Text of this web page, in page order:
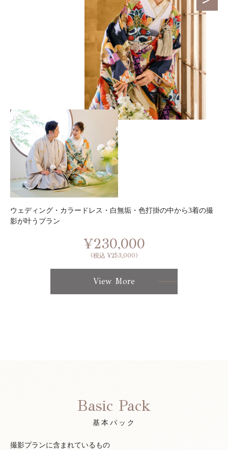
ウェディング・カラードレス・白無垢・色打掛の中から3着の撮
影が叶うプラン
¥230,000
(税込 ¥253,000)
View More
Basic Pack
基本パック
撮影プランに含まれているもの